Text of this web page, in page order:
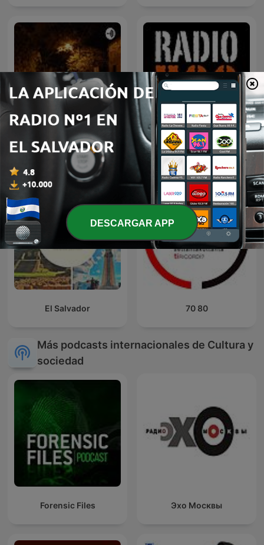
El Camino RADIO RADIO
El Salvador 70 80
Más podcasts internacionales de Cultura y
sociedad
Forensic Files Эхо Москвы
DESCARGAR APP